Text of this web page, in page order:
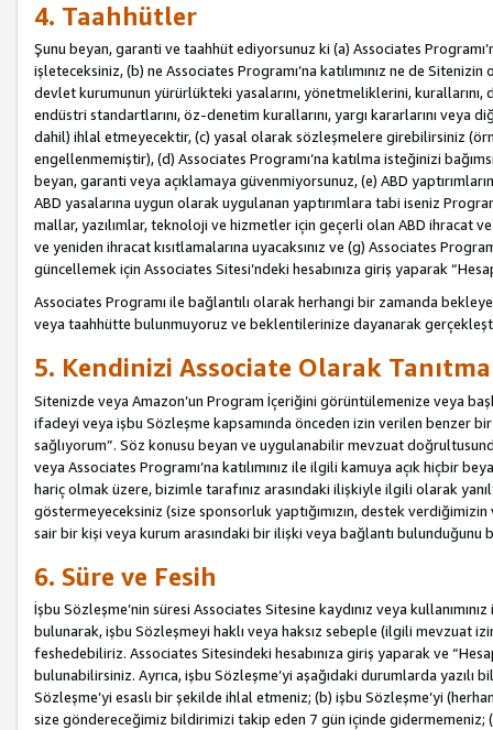
4. Taahhütler
Şunu beyan, garanti ve taahhüt ediyorsunuz ki (a) Associates
işleteceksiniz, (b) ne Associates Programı’na katılımınız ne de
devlet kurumunun yürürlükteki yasalarını, yönetmeliklerini,
endüstri standartlarını, öz-denetim kurallarını, yargı kararlarını
dahil) ihlal etmeyecektir, (c) yasal olarak sözleşmelere girebilirsiniz
engellenmemiştir), (d) Associates Programı’na katılma isteğinizi
beyan, garanti veya açıklamaya güvenmiyorsunuz, (e) ABD
ABD yasalarına uygun olarak uygulanan yaptırımlara tabi iseniz
mallar, yazılımlar, teknoloji ve hizmetler için geçerli olan ABD ihracat
ve yeniden ihracat kısıtlamalarına uyacaksınız ve (g) Associates
güncellemek için Associates Sitesi’ndeki hesabınıza giriş yaparak
Associates Programı ile bağlantılı olarak herhangi bir zamanda
veya taahhütte bulunmuyoruz ve beklentilerinize dayanarak
5. Kendinizi Associate Olarak
Sitenizde veya Amazon’un Program İçeriğini görüntülemenize veya
ifadeyi veya işbu Sözleşme kapsamında önceden izin verilen benzer
sağlıyorum”. Söz konusu beyan ve uygulanabilir mevzuat
veya Associates Programı’na katılımınız ile ilgili kamuya açık hiçbir
hariç olmak üzere, bizimle tarafınız arasındaki ilişkiyle ilgili olarak
göstermeyeceksiniz (size sponsorluk yaptığımızın, destek
sair bir kişi veya kurum arasındaki bir ilişki veya bağlantı bulunduğunu
6. Süre ve Fesih
İşbu Sözleşme’nin süresi Associates Sitesine kaydınız veya
bulunarak, işbu Sözleşmeyi haklı veya haksız sebeple (ilgili mevzuat
feshedebiliriz. Associates Sitesindeki hesabınıza giriş yaparak ve
bulunabilirsiniz. Ayrıca, işbu Sözleşme’yi aşağıdaki durumlarda yazılı
Sözleşme’yi esaslı bir şekilde ihlal etmeniz; (b) işbu Sözleşme’yi
size göndereceğimiz bildirimizi takip eden 7 gün içinde gidermemeniz;